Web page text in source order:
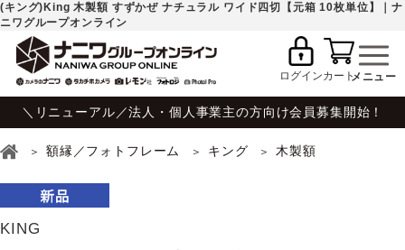
(キング)King 木製額 すずかぜ ナチュラル ワイド四切【元箱 10枚単位】｜ナ
ニワグループオンライン
ログインカート
＼リニューアル／法人・個人事業主の方向け会員募集開始！
額縁／フォトフレーム キング 木製額
KING